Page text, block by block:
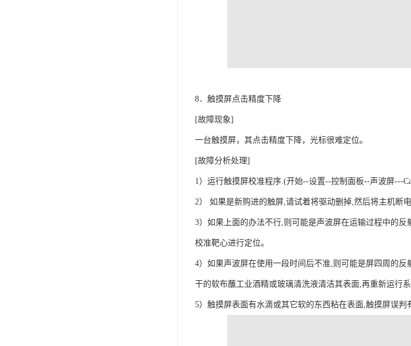
8．触摸屏点击精度下降
[故障现象]
一台触摸屏，其点击精度下降，光标很难定位。
[故障分析处理]
1）运行触摸屏校准程序.(开始--设置--控制面板--声波屏---
2） 如果是新购进的触屏,请试着将驱动删掉,然后将主机断
3）如果上面的办法不行,则可能是声波屏在运输过程中的
校准靶心进行定位。
4）如果声波屏在使用一段时间后不准,则可能是屏四周的
干的软布蘸工业酒精或玻璃清洗液清洁其表面,再重新运行
5）触摸屏表面有水滴或其它软的东西粘在表面,触摸屏误判